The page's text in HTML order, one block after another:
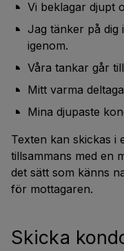
Vi beklagar djupt
Jag tänker på dig
igenom.
Våra tankar går
Mitt varma
Mina djupaste
Texten kan skickas i
tillsammans med en
det sätt som känns
för mottagaren.
Skicka